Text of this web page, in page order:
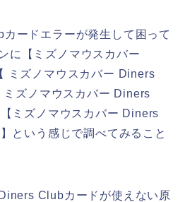
ードエラーが発生して困って
に【ミズノマウスカバー
ミズノマウスカバー Diners
ズノマウスカバー Diners
ミズノマウスカバー Diners
という感じで調べてみること
Clubカードが使えない原